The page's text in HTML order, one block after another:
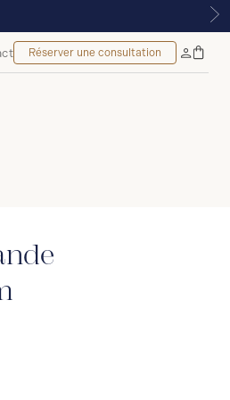
Réserver une consultation
Mon
compte
Sac
à